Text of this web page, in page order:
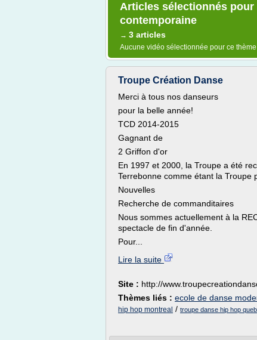
Articles sélectionnés
contemporaine
→ 3 articles
Aucune vidéo sélectionnée pour ce thème
Troupe Création Danse
Merci à tous nos danseurs
pour la belle année!
TCD 2014-2015
Gagnant de
2 Griffon d'or
En 1997 et 2000, la Troupe a été
Terrebonne comme étant la Troupe
Nouvelles
Recherche de commanditaires
Nous sommes actuellement à la
spectacle de fin d'année.
Pour...
Lire la suite
Site : http://
Thèmes liés : ecole de danse
hip hop montreal / troupe danse hip hop